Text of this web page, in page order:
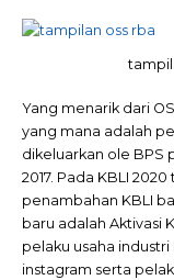
Yang menarik dari
yang mana adalah
dikeluarkan ole BPS
2017. Pada KBLI
penambahan KBLI
baru adalah Aktivasi
pelaku usaha
instagram serta